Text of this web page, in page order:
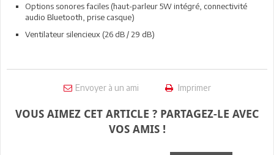
Options sonores faciles (haut-parleur 5W intégré, connectivité
audio Bluetooth, prise casque)
Ventilateur silencieux (26 dB / 29 dB)
Envoyer à un ami Imprimer
VOUS AIMEZ CET ARTICLE ? PARTAGEZ-LE AVEC
VOS AMIS !